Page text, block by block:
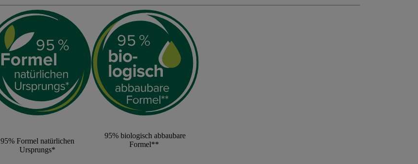
95% Formel natürlichen
Ursprungs*
95% biologisch abbaubare
Formel**